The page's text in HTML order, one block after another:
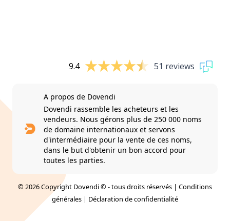
9.4 51 reviews
A propos de Dovendi
Dovendi rassemble les acheteurs et les
vendeurs. Nous gérons plus de 250 000 noms
de domaine internationaux et servons
d'intermédiaire pour la vente de ces noms,
dans le but d'obtenir un bon accord pour
toutes les parties.
© 2026 Copyright Dovendi © - tous droits réservés | Conditions
générales | Déclaration de confidentialité